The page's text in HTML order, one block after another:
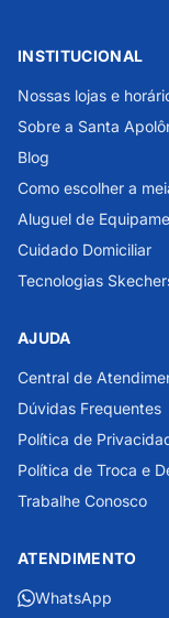
INSTITUCIONAL
Nossas lojas e
Sobre a Santa
Blog
Como escolher a
Aluguel de
Cuidado Domiciliar
Tecnologias
AJUDA
Central de
Dúvidas Frequentes
Política de
Política de Troca e
Trabalhe Conosco
ATENDIMENTO
WhatsApp